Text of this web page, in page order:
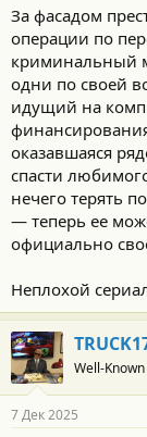
и
:
За фасадом
операции по
криминальный
одни по своей
идущий на
оказавшаяся
спасти
нечего терять
— теперь ее
официально
Неплохой
Well-
7 Дек 2025